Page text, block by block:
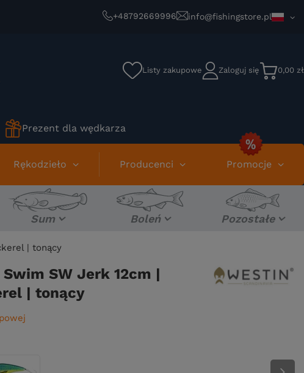
+48792669996 info@fishingstore.pl
Listy zakupowe Zaloguj się 0,00 zł
Prezent dla wędkarza
Rękodzieło Producenci Promocje
Sum Boleń Pozostałe
| tonący
SW Jerk 12cm |
| tonący